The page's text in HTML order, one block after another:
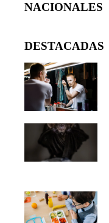
NACIONALES
DESTACADAS